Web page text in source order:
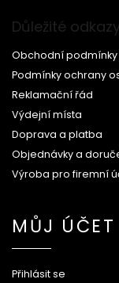
Důležité odkazy
Obchodní podmínky
Podmínky ochrany
Reklamační řád
Výdejní místa
Doprava a platba
Objednávky a
Výroba pro firemní
MŮJ ÚČET
Přihlásit se